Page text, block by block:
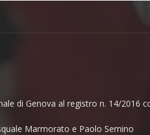
di Genova al registro n. 14/2016
Marmorato e Paolo Semino